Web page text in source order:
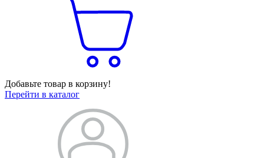
Добавьте товар в корзину!
Перейти в каталог